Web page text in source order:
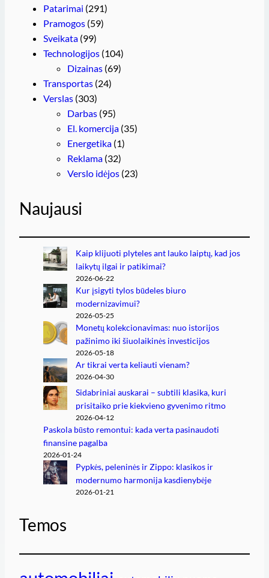
Patarimai (291)
Pramogos (59)
Sveikata (99)
Technologijos (104)
Dizainas (69)
Transportas (24)
Verslas (303)
Darbas (95)
El. komercija (35)
Energetika (1)
Reklama (32)
Verslo idėjos (23)
Naujausi
Kaip klijuoti plyteles ant lauko laiptų, kad jos
laikytų ilgai ir patikimai?
2026-06-22
Kur įsigyti tylos būdeles biuro
modernizavimui?
2026-05-25
Monetų kolekcionavimas: nuo istorijos
pažinimo iki šiuolaikinės investicijos
2026-05-18
Ar tikrai verta keliauti vienam?
2026-04-30
Sidabriniai auskarai – subtili klasika, kuri
prisitaiko prie kiekvieno gyvenimo ritmo
2026-04-12
Paskola būsto remontui: kada verta pasinaudoti
finansine pagalba
2026-01-24
Pypkės, peleninės ir Zippo: klasikos ir
modernumo harmonija kasdienybėje
2026-01-21
Temos